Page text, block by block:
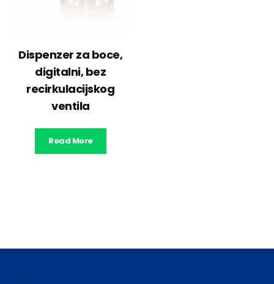
Dispenzer za boce,
digitalni, bez
recirkulacijskog
ventila
Read More